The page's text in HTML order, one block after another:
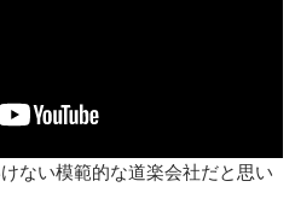
ない模範的な道楽会社だと思い